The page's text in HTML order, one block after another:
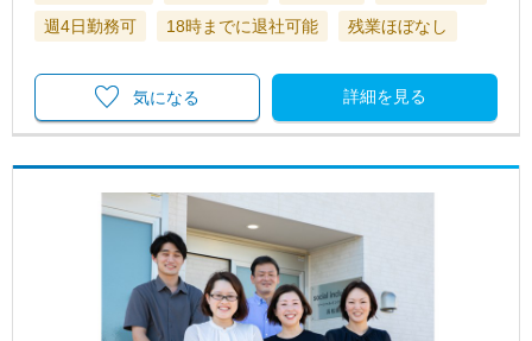
週4日勤務可
18時までに退社可能 残業ほぼなし
詳細を見る
気になる